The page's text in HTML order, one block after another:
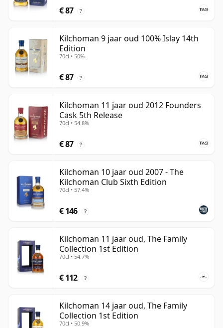
€ 87 ?
Kilchoman 9 jaar oud 100% Islay 14th
Edition
70cl • 50%
€ 87 ?
Kilchoman 11 jaar oud 2012 Founders
Cask 5th Release
70cl • 54.8%
€ 87 ?
Kilchoman 10 jaar oud 2007 - The
Kilchoman Club Sixth Edition
70cl • 57.4%
€ 146 ?
Kilchoman 11 jaar oud, The Family
Collection 1st Edition
70cl • 54.7%
€ 112 ?
Kilchoman 14 jaar oud, The Family
Collection 1st Edition
70cl • 50.9%